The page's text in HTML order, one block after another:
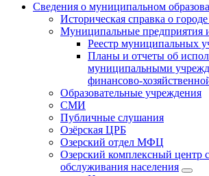
Сведения о муниципальном
Историческая справка о
Муниципальные предприятия
Реестр муниципальных
Планы и отчеты об
муниципальными
финансово-
Образовательные учреждения
СМИ
Публичные слушания
Озёрская ЦРБ
Озерский отдел МФЦ
Озерский комплексный центр
обслуживания населения